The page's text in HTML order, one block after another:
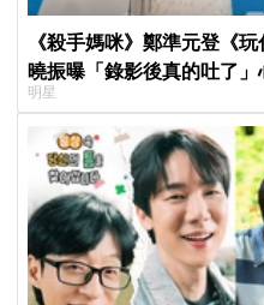
《殺手媽咪》鄭準元登《
曉振曝「錄影後真的吐了
明星